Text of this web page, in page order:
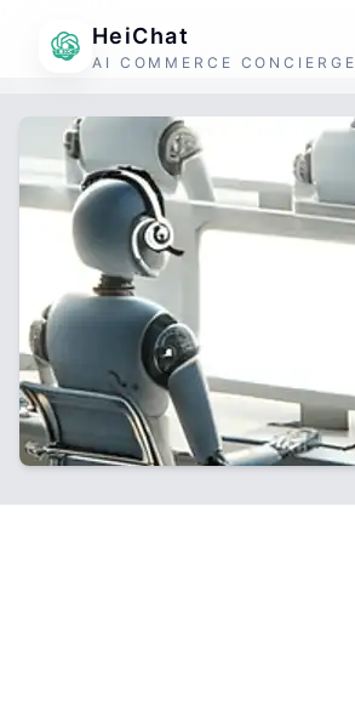
HeiChat
AI COMMERCE CONCIERGE